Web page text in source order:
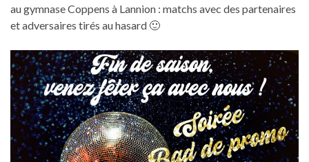
au gymnase Coppens à Lannion : matchs avec des partenaires
et adversaires tirés au hasard 🙂